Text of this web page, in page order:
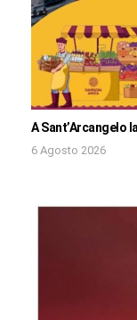
A Sant’Arcangelo
6 Agosto 2026